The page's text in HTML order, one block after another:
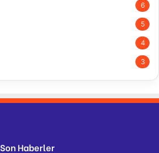
6
5
4
3
Son Haberler